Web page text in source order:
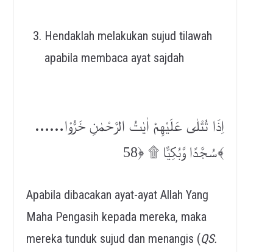
Hendaklah melakukan sujud tilawah
apabila membaca ayat sajdah
……اِذَا تُتْلٰى عَلَيْهِمْ اٰيٰتُ الرَّحْمٰنِ خَرُّوْا
سُجَّدًا وَّبُكِيًّا ۩ ﴿58﴾
Apabila dibacakan ayat-ayat Allah Yang
Maha Pengasih kepada mereka, maka
mereka tunduk sujud dan menangis (QS.